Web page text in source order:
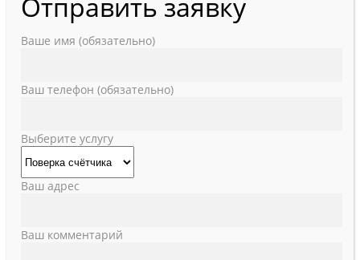
Ваше имя (обязательно)
Ваш телефон (обязательно)
Выберите услугу
Ваш адрес
Ваш комментарий